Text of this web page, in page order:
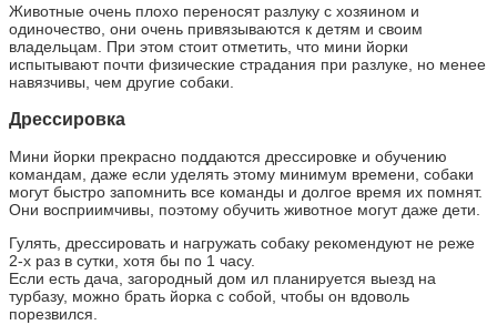
Животные очень плохо переносят разлуку с хозяином и
одиночество, они очень привязываются к детям и своим
владельцам. При этом стоит отметить, что мини йорки
испытывают почти физические страдания при разлуке, но менее
навязчивы, чем другие собаки.
Дрессировка
Мини йорки прекрасно поддаются дрессировке и обучению
командам, даже если уделять этому минимум времени, собаки
могут быстро запомнить все команды и долгое время их помнят.
Они восприимчивы, поэтому обучить животное могут даже дети.
Гулять, дрессировать и нагружать собаку рекомендуют не реже
2-х раз в сутки, хотя бы по 1 часу.
Если есть дача, загородный дом ил планируется выезд на
турбазу, можно брать йорка с собой, чтобы он вдоволь
порезвился.